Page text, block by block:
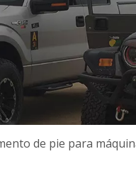
de pie para